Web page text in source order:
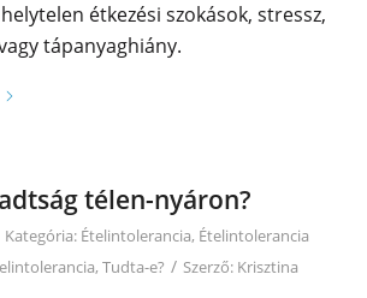
étkezési szokások, stressz,
tápanyaghiány.
télen-nyáron?
Kategória: Ételintolerancia, Ételintolerancia
, Tudta-e? / Szerző: Krisztina